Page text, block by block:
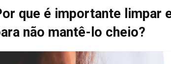
que é importante limpar
não mantê-lo cheio?